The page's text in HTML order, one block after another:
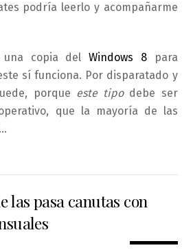
podría leerlo y acompañarme
una copia delWindows 8para
sí funciona. Por disparatado y
porque este tipodebe ser
que la mayoría de las
…
las pasa canutas con